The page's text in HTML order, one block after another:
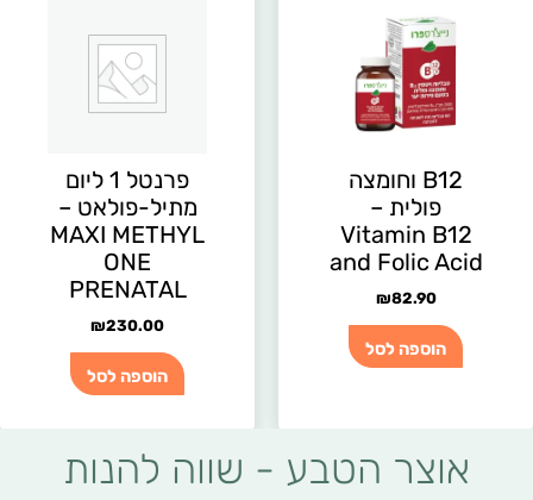
B12 וחומצה
פולית –
Vitamin B12
and Folic Acid
₪82.90
הוספה לסל
פרנטל 1 ליום
מתיל-פולאט –
MAXI METHYL
ONE
PRENATAL
₪230.00
הוספה לסל
אוצר הטבע - שווה להנות